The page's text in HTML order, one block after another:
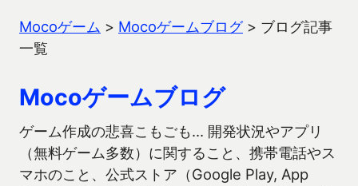
Mocoゲーム > Mocoゲームブログ> ブログ記事
一覧
Mocoゲームブログ
ゲーム作成の悲喜こもごも… 開発状況やアプリ
（無料ゲーム多数）に関すること、携帯電話やス
マホのこと、公式ストア（Google Play, App